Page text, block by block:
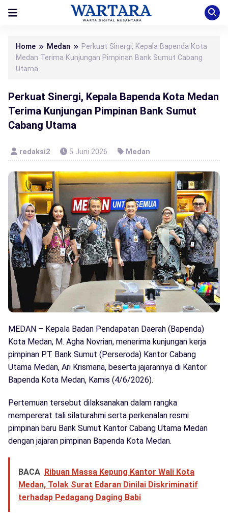
Home Medan
Perkuat Sinergi, Kepala Bapenda Kota
Medan Terima Kunjungan Pimpinan Bank Sumut Cabang
Utama
Perkuat Sinergi, Kepala Bapenda Kota Medan
Terima Kunjungan Pimpinan Bank Sumut
Cabang Utama
redaksi2 5 Juni 2026 Medan
MEDAN – Kepala Badan Pendapatan Daerah (Bapenda)
Kota Medan, M. Agha Novrian, menerima kunjungan kerja
pimpinan PT Bank Sumut (Perseroda) Kantor Cabang
Utama Medan, Ari Krismana, beserta jajarannya di Kantor
Bapenda Kota Medan, Kamis (4/6/2026).
Pertemuan tersebut dilaksanakan dalam rangka
mempererat tali silaturahmi serta perkenalan resmi
pimpinan baru Bank Sumut Kantor Cabang Utama Medan
dengan jajaran pimpinan Bapenda Kota Medan.
BACA Ribuan Massa Kepung Kantor Wali Kota
Medan, Tolak Surat Edaran Dinilai Diskriminatif
terhadap Pedagang Daging Babi